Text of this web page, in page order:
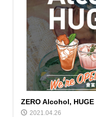
ZERO Alcohol, HUGE
2021.04.26